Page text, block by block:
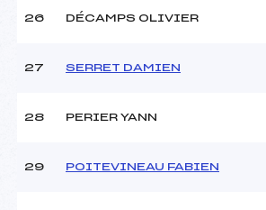
26 DÉCAMPS OLIVIER
27 SERRET DAMIEN
28 PERIER YANN
29 POITEVINEAU FABIEN